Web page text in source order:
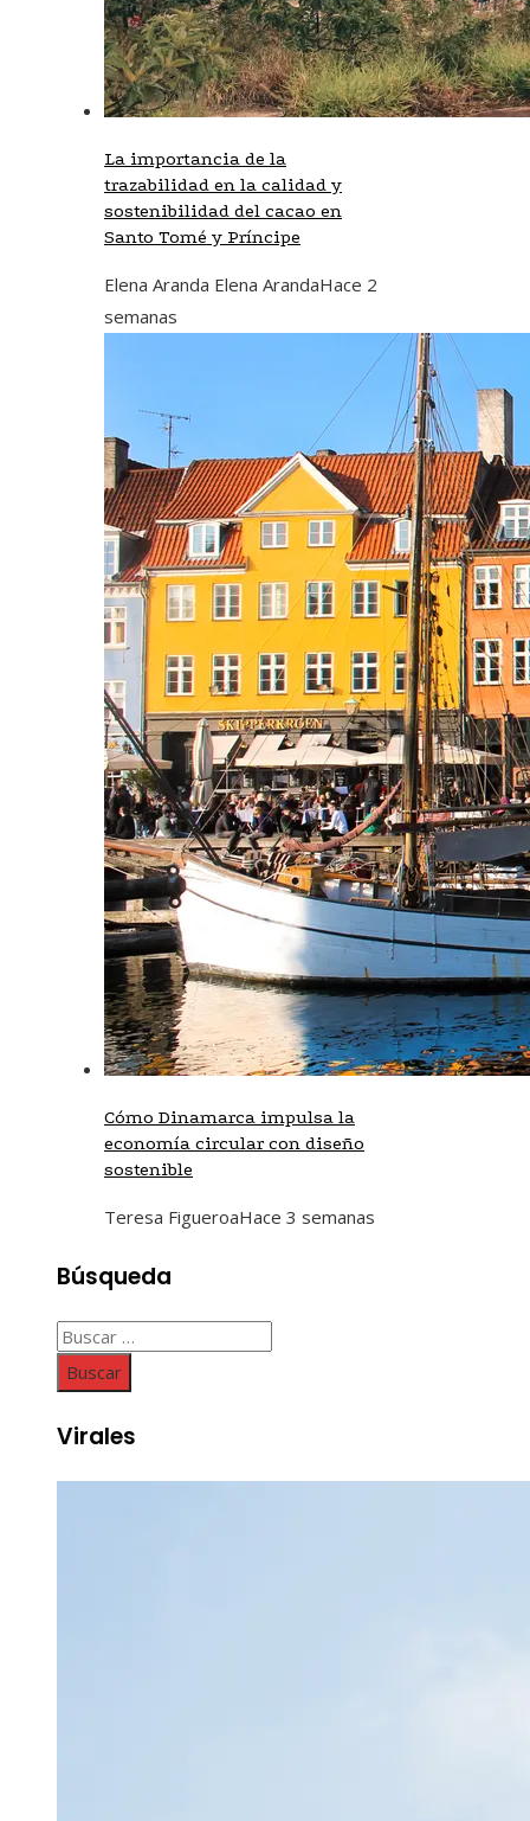
La importancia de la
trazabilidad en la calidad y
sostenibilidad del cacao en
Santo Tomé y Príncipe
Elena Aranda Elena ArandaHace 2
semanas
Cómo Dinamarca impulsa la
economía circular con diseño
sostenible
Teresa FigueroaHace 3 semanas
Búsqueda
Buscar:
Virales